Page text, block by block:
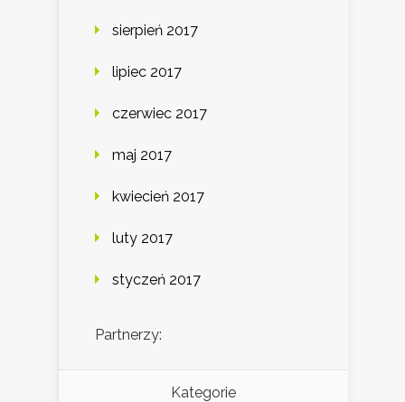
sierpień 2017
lipiec 2017
czerwiec 2017
maj 2017
kwiecień 2017
luty 2017
styczeń 2017
Partnerzy:
Kategorie